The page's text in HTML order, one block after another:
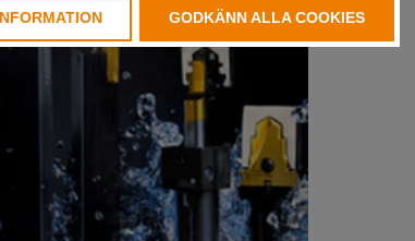
GODKÄNN ALLA COOKIES